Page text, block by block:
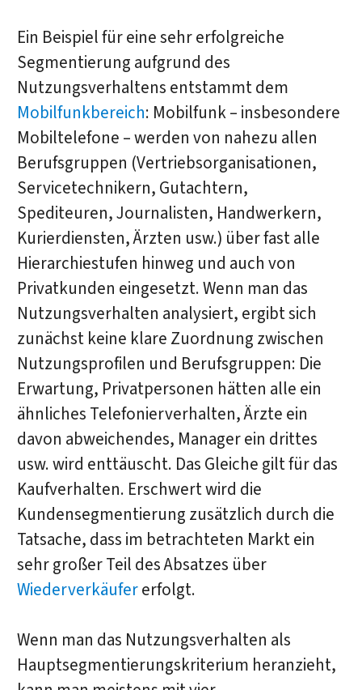
Ein Beispiel für eine sehr erfolgreiche
Segmentierung aufgrund des
Nutzungsverhaltens entstammt dem
Mobilfunkbereich: Mobilfunk – insbesondere
Mobiltelefone – werden von nahezu allen
Berufsgruppen (Vertriebsorganisationen,
Servicetechnikern, Gutachtern,
Spediteuren, Journalisten, Handwerkern,
Kurierdiensten, Ärzten usw.) über fast alle
Hierarchiestufen hinweg und auch von
Privatkunden eingesetzt. Wenn man das
Nutzungsverhalten analysiert, ergibt sich
zunächst keine klare Zuordnung zwischen
Nutzungsprofilen und Berufsgruppen: Die
Erwartung, Privatpersonen hätten alle ein
ähnliches Telefonierverhalten, Ärzte ein
davon abweichendes, Manager ein drittes
usw. wird enttäuscht. Das Gleiche gilt für das
Kaufverhalten. Erschwert wird die
Kundensegmentierung zusätzlich durch die
Tatsache, dass im betrachteten Markt ein
sehr großer Teil des Absatzes über
Wiederverkäufererfolgt.
Wenn man das Nutzungsverhalten als
Hauptsegmentierungskriterium heranzieht,